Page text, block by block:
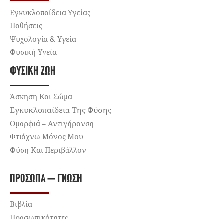
Εγκυκλοπαίδεια Υγείας
Παθήσεις
Ψυχολογία & Υγεία
Φυσική Υγεία
ΦΥΣΙΚΉ ΖΩΉ
Άσκηση Και Σώμα
Εγκυκλοπαίδεια Της Φύσης
Ομορφιά – Αντιγήρανση
Φτιάχνω Μόνος Μου
Φύση Και Περιβάλλον
ΠΡΌΣΩΠΑ – ΓΝΏΣΗ
Βιβλία
Προσωπικότητες